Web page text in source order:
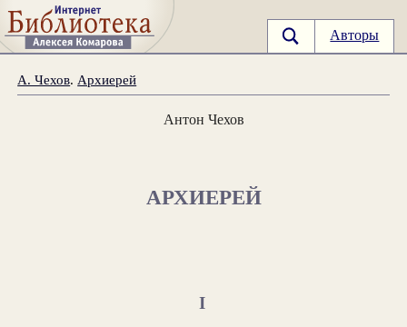
Авторы
А. Чехов. Архиерей
Антон Чехов
АРХИЕРЕЙ
I